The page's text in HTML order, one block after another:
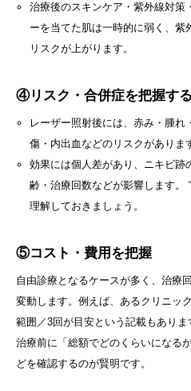
治療後のスキンケア・紫外線対策
ーを当てた肌は一時的に弱く、
リスクが上がります。
④リスク・合併症を把握する
レーザー照射後には、赤み・腫れ
傷・内出血などのリスクがありま
効果には個人差があり、ニキビ跡
齢・治療回数などが影響します。
理解しておきましょう。
⑤コスト・費用を把握
自由診療となるケースが多く、治療
変動します。例えば、あるクリニッ
範囲／3回が目安という記載もありま
治療前に「総額でどのくらいになる
どを確認するのが賢明です。